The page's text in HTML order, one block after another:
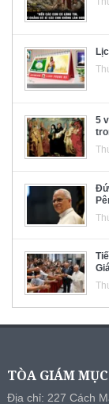
5
TÒA GIÁM
Địa chỉ: 227 Cách